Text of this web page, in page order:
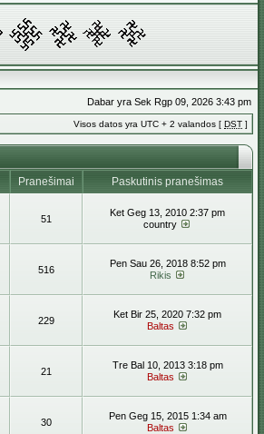
Dabar yra Sek Rgp 09, 2026 3:43 pm
Visos datos yra UTC + 2 valandos [ DST ]
Pranešimai
Paskutinis pranešimas
51
Ket Geg 13, 2010 2:37 pm
country
516
Pen Sau 26, 2018 8:52 pm
Rikis
229
Ket Bir 25, 2020 7:32 pm
Baltas
21
Tre Bal 10, 2013 3:18 pm
Baltas
30
Pen Geg 15, 2015 1:34 am
Baltas